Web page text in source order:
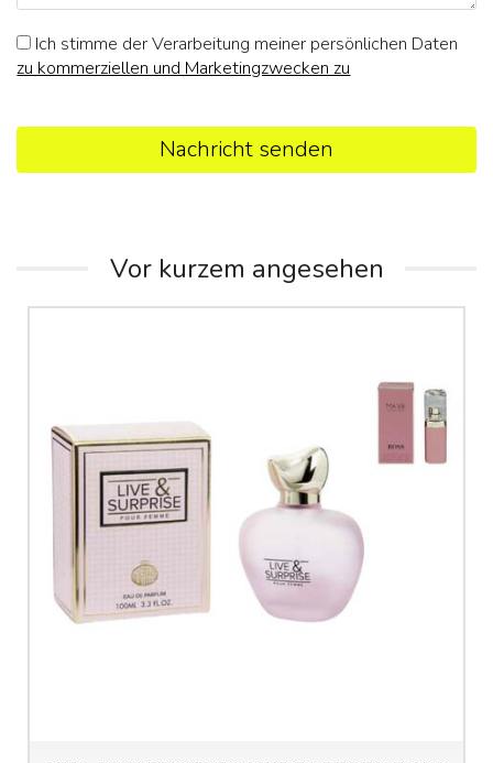
Ich stimme der Verarbeitung meiner persönlichen Daten
zu kommerziellen und Marketingzwecken zu
Nachricht senden
Vor kurzem angesehen